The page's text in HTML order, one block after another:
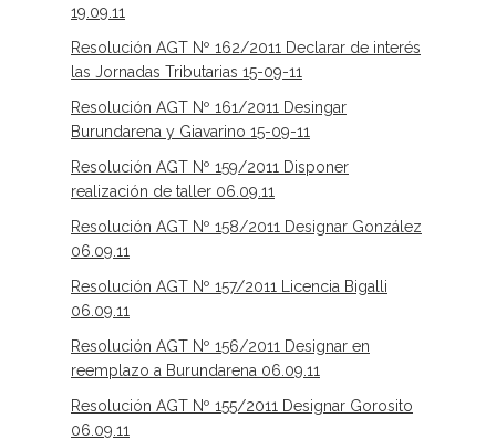
19.09.11
Resolución AGT Nº 162/2011 Declarar de interés
las Jornadas Tributarias 15-09-11
Resolución AGT Nº 161/2011 Desingar
Burundarena y Giavarino 15-09-11
Resolución AGT Nº 159/2011 Disponer
realización de taller 06.09.11
Resolución AGT Nº 158/2011 Designar González
06.09.11
Resolución AGT Nº 157/2011 Licencia Bigalli
06.09.11
Resolución AGT Nº 156/2011 Designar en
reemplazo a Burundarena 06.09.11
Resolución AGT Nº 155/2011 Designar Gorosito
06.09.11